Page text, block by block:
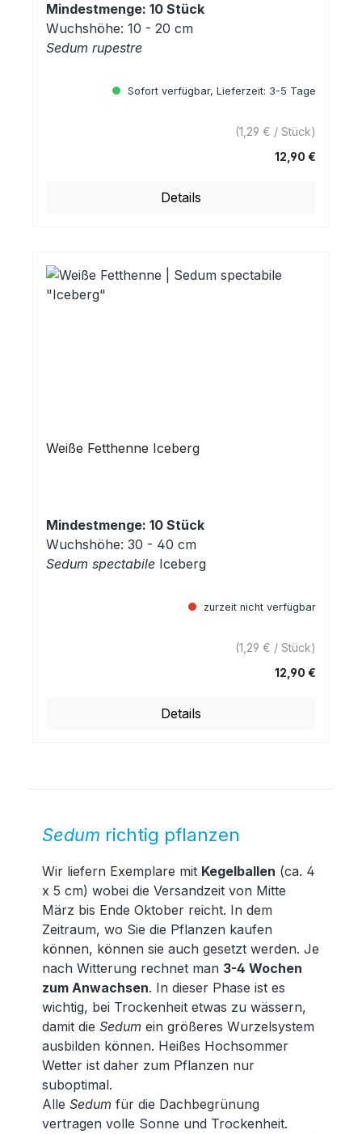
Mindestmenge: 10 Stück
Wuchshöhe: 10 - 20 cm
Sedum rupestre
Sofort verfügbar, Lieferzeit: 3-5 Tage
(1,29 € / Stück)
12,90 €
Details
Weiße Fetthenne Iceberg
Mindestmenge: 10 Stück
Wuchshöhe: 30 - 40 cm
Sedum spectabile Iceberg
zurzeit nicht verfügbar
(1,29 € / Stück)
12,90 €
Details
Sedum richtig pflanzen
Wir liefern Exemplare mit Kegelballen (ca. 4
x 5 cm) wobei die Versandzeit von Mitte
März bis Ende Oktober reicht. In dem
Zeitraum, wo Sie die Pflanzen kaufen
können, können sie auch gesetzt werden. Je
nach Witterung rechnet man 3-4 Wochen
zum Anwachsen. In dieser Phase ist es
wichtig, bei Trockenheit etwas zu wässern,
damit die Sedum ein größeres Wurzelsystem
ausbilden können. Heißes Hochsommer
Wetter ist daher zum Pflanzen nur
suboptimal.
Alle Sedum für die Dachbegrünung
vertragen volle Sonne und Trockenheit.